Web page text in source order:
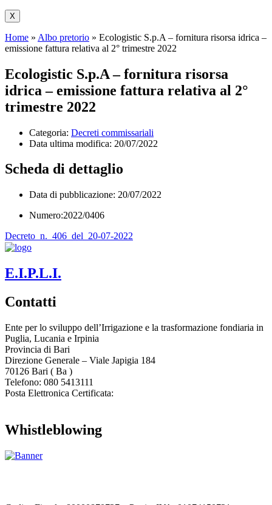
X
Home » Albo pretorio » Ecologistic S.p.A – fornitura risorsa idrica –
emissione fattura relativa al 2° trimestre 2022
Ecologistic S.p.A – fornitura risorsa
idrica – emissione fattura relativa al 2°
trimestre 2022
Categoria: Decreti commissariali
Data ultima modifica: 20/07/2022
Scheda di dettaglio
Data di pubblicazione: 20/07/2022
Numero:2022/0406
Decreto_n._406_del_20-07-2022
E.I.P.L.I.
Contatti
Ente per lo sviluppo dell’Irrigazione e la trasformazione fondiaria in
Puglia, Lucania e Irpinia
Provincia di Bari
Direzione Generale – Viale Japigia 184
70126 Bari ( Ba )
Telefono: 080 5413111
Posta Elettronica Certificata:
Whistleblowing